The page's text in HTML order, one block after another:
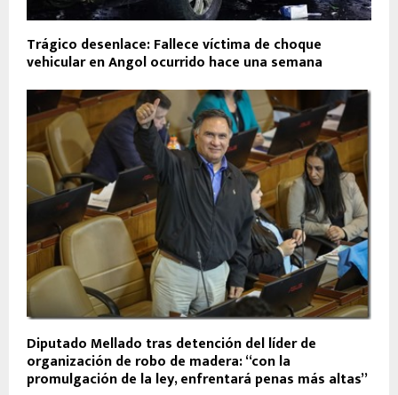
Trágico desenlace: Fallece víctima de choque
vehicular en Angol ocurrido hace una semana
Diputado Mellado tras detención del líder de
organización de robo de madera: “con la
promulgación de la ley, enfrentará penas más altas”